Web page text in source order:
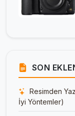
SON
Resimden
İyi Yöntemler)